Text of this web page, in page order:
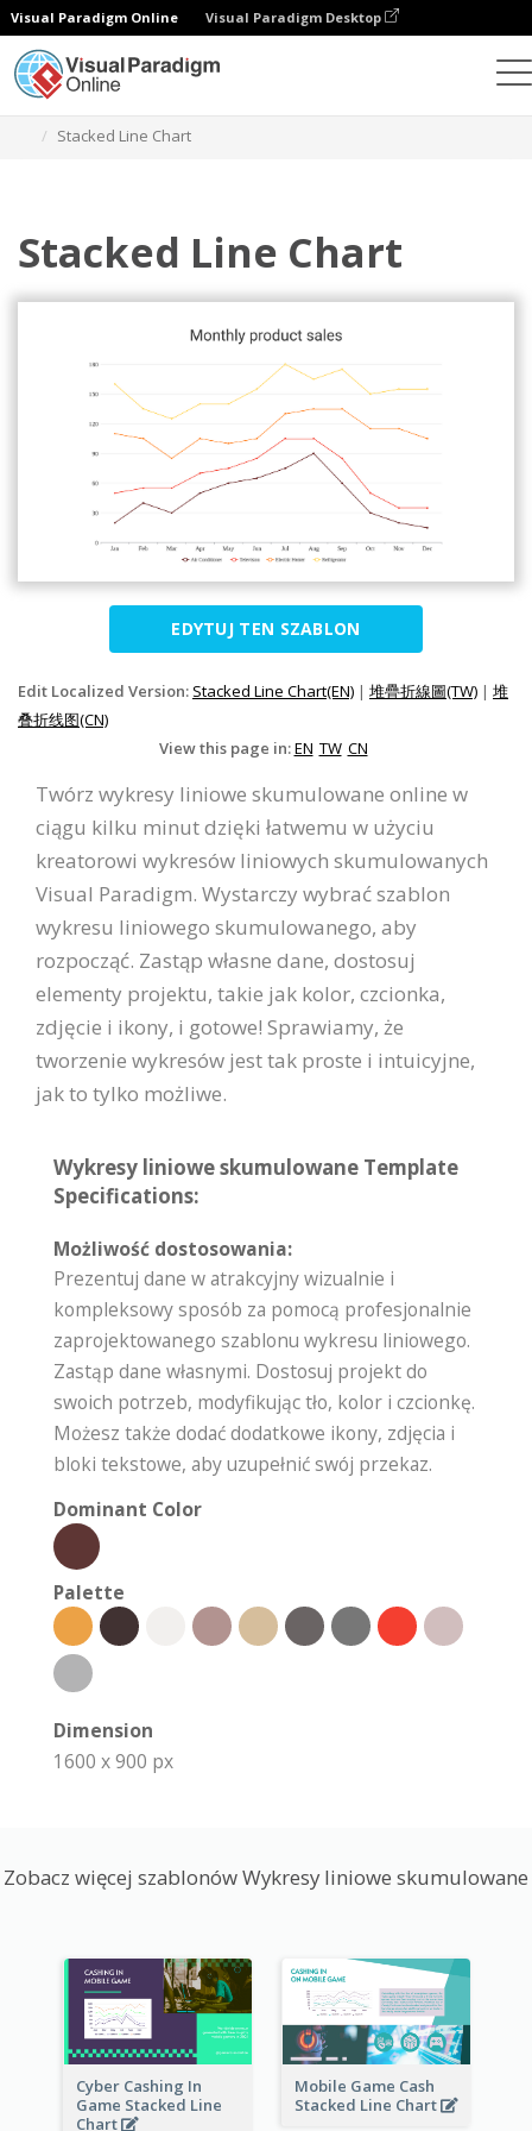
Visual Paradigm Online Visual Paradigm Desktop
Stacked Line Chart
Stacked Line Chart
EDYTUJ TEN SZABLON
Edit Localized Version: Stacked Line Chart(EN) | 堆疊折線圖(TW) | 堆
叠折线图(CN)
View this page in:EN TW CN
Twórz wykresy liniowe skumulowane online w
ciągu kilku minut dzięki łatwemu w użyciu
kreatorowi wykresów liniowych skumulowanych
Visual Paradigm. Wystarczy wybrać szablon
wykresu liniowego skumulowanego, aby
rozpocząć. Zastąp własne dane, dostosuj
elementy projektu, takie jak kolor, czcionka,
zdjęcie i ikony, i gotowe! Sprawiamy, że
tworzenie wykresów jest tak proste i intuicyjne,
jak to tylko możliwe.
Wykresy liniowe skumulowane Template
Specifications:
Możliwość dostosowania:
Prezentuj dane w atrakcyjny wizualnie i
kompleksowy sposób za pomocą profesjonalnie
zaprojektowanego szablonu wykresu liniowego.
Zastąp dane własnymi. Dostosuj projekt do
swoich potrzeb, modyfikując tło, kolor i czcionkę.
Możesz także dodać dodatkowe ikony, zdjęcia i
bloki tekstowe, aby uzupełnić swój przekaz.
Dominant Color
Palette
Dimension
1600 x 900 px
Zobacz więcej szablonów Wykresy liniowe skumulowane
Cyber Cashing In
Game Stacked Line
Chart
Mobile Game Cash
Stacked Line Chart